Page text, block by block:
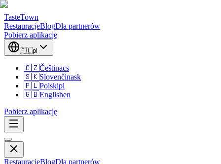
TasteTown
RestauracjeBlogDla partnerów
Pobierz aplikację
🇵🇱pl
🇨🇿Češtinacs
🇸🇰Slovenčinask
🇵🇱Polskipl
🇬🇧Englishen
Pobierz aplikację
RestauracjeBlogDla partnerów